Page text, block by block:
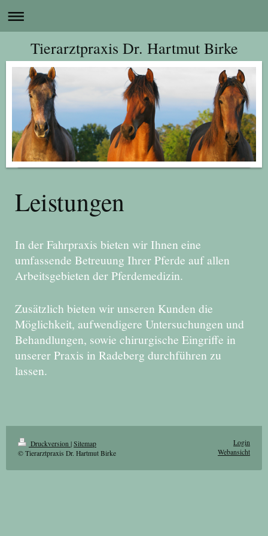
Tierarztpraxis Dr. Hartmut Birke
Leistungen
In der Fahrpraxis bieten wir Ihnen eine
umfassende Betreuung Ihrer Pferde auf allen
Arbeitsgebieten der Pferdemedizin.
Zusätzlich bieten wir unseren Kunden die
Möglichkeit, aufwendigere Untersuchungen und
Behandlungen, sowie chirurgische Eingriffe in
unserer Praxis in Radeberg durchführen zu
lassen.
Druckversion | Sitemap
© Tierarztpraxis Dr. Hartmut Birke
Login
Webansicht